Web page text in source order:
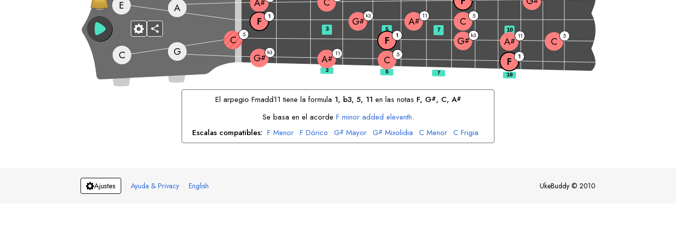
G G#
b3
A# 11 C 5
F 1
C
C 5 F 1 G#
b3 A# 11 C 5
E
F
1 G#
b3 A# 11 C 5
A #
3 5 7 10
El arpegio Fmadd11 tiene la formula 1, b3, 5, 11 en las notas F, G#, C, A#
Se basa en el acorde Fminor added eleventh.
Escalas compatibles: F Menor F Dórico G# Mayor G# Mixolidia C Menor C Frigia
A# Menor A# Dórico
Ajustes · Ayuda & Privacy · English UkeBuddy © 2010